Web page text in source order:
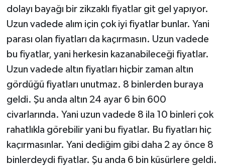
dolayı bayağı bir zikzaklı fiyatlar git gel yapıyor.
Uzun vadede alım için çok iyi fiyatlar bunlar. Yani
parası olan fiyatları da kaçırmasın. Uzun vadede
bu fiyatlar, yani herkesin kazanabileceği fiyatlar.
Uzun vadede altın fiyatları hiçbir zaman altın
gördüğü fiyatları unutmaz. 8 binlerden buraya
geldi. Şu anda altın 24 ayar 6 bin 600
civarlarında. Yani uzun vadede 8 ila 10 binleri çok
rahatlıkla görebilir yani bu fiyatlar. Bu fiyatları hiç
kaçırmasınlar. Yani dediğim gibi daha 2 ay önce 8
binlerdeydi fiyatlar. Şu anda 6 bin küsürlere geldi.